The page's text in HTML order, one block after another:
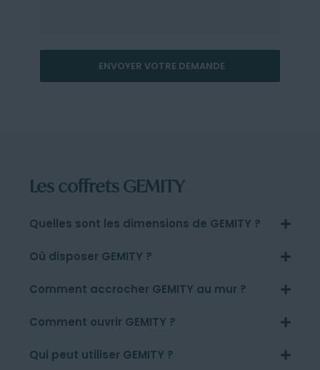
ENVOYER VOTRE DEMANDE
Les coffrets GEMITY
Quelles sont les dimensions de GEMITY ?
Où disposer GEMITY ?
Comment accrocher GEMITY au mur ?
Comment ouvrir GEMITY ?
Qui peut utiliser GEMITY ?